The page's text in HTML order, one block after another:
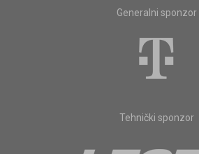
Generalni sponzor
Tehnički sponzor